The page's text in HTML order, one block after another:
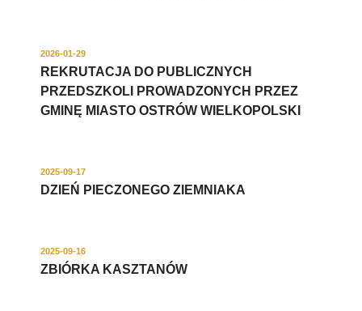
2026-01-29
REKRUTACJA DO PUBLICZNYCH
PRZEDSZKOLI PROWADZONYCH PRZEZ
GMINĘ MIASTO OSTRÓW WIELKOPOLSKI
2025-09-17
DZIEŃ PIECZONEGO ZIEMNIAKA
2025-09-16
ZBIÓRKA KASZTANÓW